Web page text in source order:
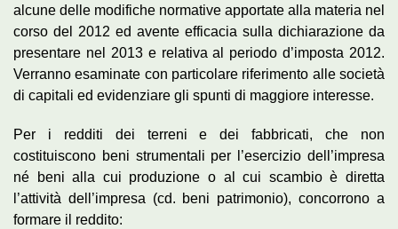
alcune delle modifiche normative apportate alla materia nel
corso del 2012 ed avente efficacia sulla dichiarazione da
presentare nel 2013 e relativa al periodo d’imposta 2012.
Verranno esaminate con particolare riferimento alle società
di capitali ed evidenziare gli spunti di maggiore interesse.
Per i redditi dei terreni e dei fabbricati, che non
costituiscono beni strumentali per l’esercizio dell’impresa
né beni alla cui produzione o al cui scambio è diretta
l’attività dell’impresa (cd. beni patrimonio), concorrono a
formare il reddito: